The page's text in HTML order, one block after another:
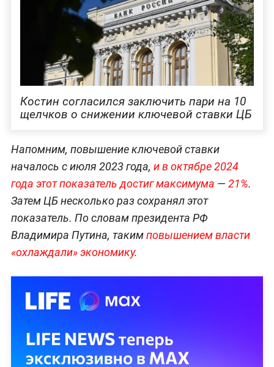
Костин согласился заключить пари на 10
щелчков о снижении ключевой ставки ЦБ
Напомним, повышение ключевой ставки
началось с июля 2023 года, и в октябре 2024
года этот показатель достиг максимума — 21%.
Затем ЦБ несколько раз сохранял этот
показатель. По словам президента РФ
Владимира Путина, такимповышением власти
«охлаждали» экономику.